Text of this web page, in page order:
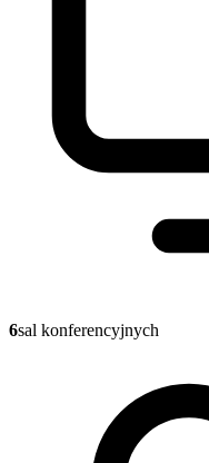
6sal konferencyjnych